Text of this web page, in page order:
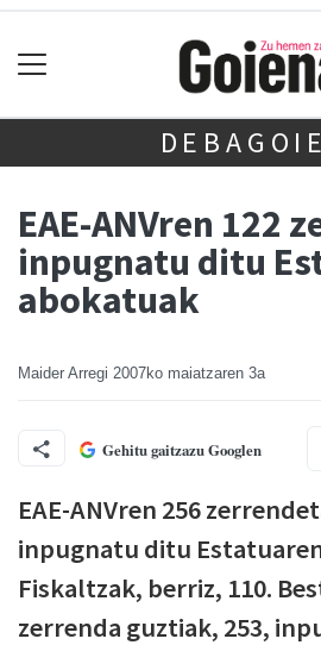
EAE-ANVren 122
inpugnatu ditu
abokatuak
Maider Arregi 2007ko maiatzaren 3a
Gehitu gaitzazu Googlen
EAE-ANVren 256
inpugnatu ditu
Fiskaltzak, berriz, 110.
zerrenda guztiak, 253,